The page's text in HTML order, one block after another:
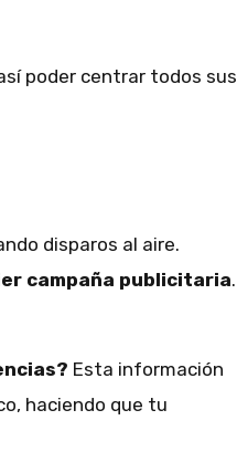
poder centrar todos sus
disparos al aire.
campaña publicitaria.
Esta información
haciendo que tu